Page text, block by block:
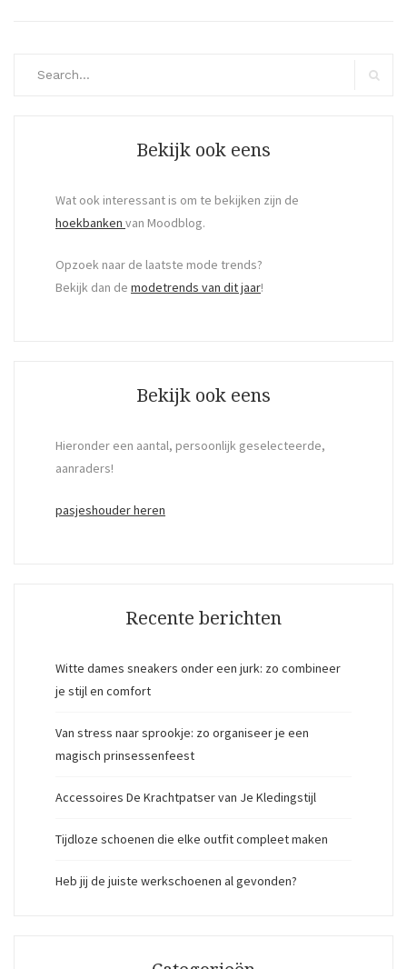
Bekijk ook eens
Wat ook interessant is om te bekijken zijn de
hoekbanken van Moodblog.
Opzoek naar de laatste mode trends?
Bekijk dan de modetrends van dit jaar!
Bekijk ook eens
Hieronder een aantal, persoonlijk geselecteerde,
aanraders!
pasjeshouder heren
Recente berichten
Witte dames sneakers onder een jurk: zo combineer
je stijl en comfort
Van stress naar sprookje: zo organiseer je een
magisch prinsessenfeest
Accessoires De Krachtpatser van Je Kledingstijl
Tijdloze schoenen die elke outfit compleet maken
Heb jij de juiste werkschoenen al gevonden?